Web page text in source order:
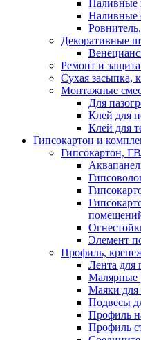
Наливные
Декоративные
Ремонт и защита
Сухая засыпка,
Монтажные
Для
Клей для
Клей для
Гипсокартон и
Гипсокартон,
Элемент
Профиль,
Лента для
Малярные
Маяки для
Подвесы
Профиль
Профиль